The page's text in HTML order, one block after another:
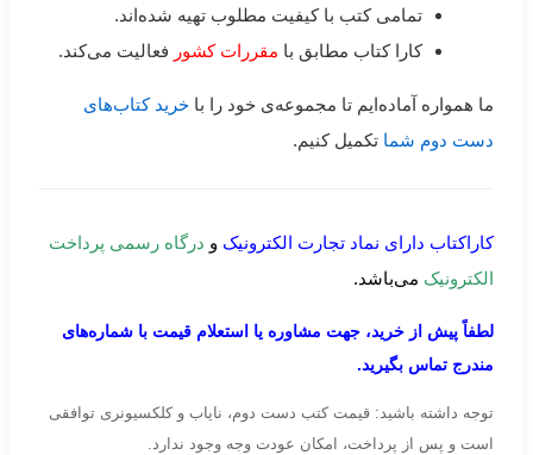
تمامی کتب با کیفیت مطلوب تهیه شده‌اند.
کارا کتاب مطابق با مقررات کشور فعالیت می‌کند.
ما همواره آماده‌ایم تا مجموعه‌ی خود را با خرید کتاب‌های
دست دوم شما تکمیل کنیم.
کاراکتاب دارای نماد تجارت الکترونیک و درگاه رسمی پرداخت
الکترونیک می‌باشد.
لطفاً پیش از خرید، جهت مشاوره یا استعلام قیمت با شماره‌های
مندرج تماس بگیرید.
توجه داشته باشید: قیمت کتب دست دوم، نایاب و کلکسیونری توافقی
است و پس از پرداخت، امکان عودت وجه وجود ندارد.